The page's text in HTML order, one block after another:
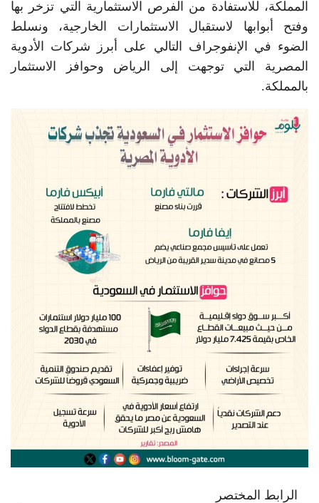
المملكة، للاستفادة من الفرص الاستثمارية التي تزخر بها
وفتح أبوابها لاستقبال الاستثمارات الخارجية، ونسلط
الضوء في الإنفوجراف التالي على أبرز شركات الأدوية
المصرية التي توجهت إلى الرياض وحوافز الاستثمار
بالمملكة.
الرابط المختصر